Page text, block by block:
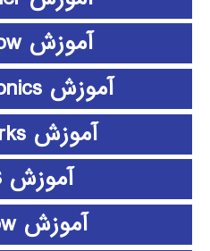
آموزش ShowFlow
آموزش SimElectronics
آموزش SolidWorks
آموزش SPSS
آموزش stateflow